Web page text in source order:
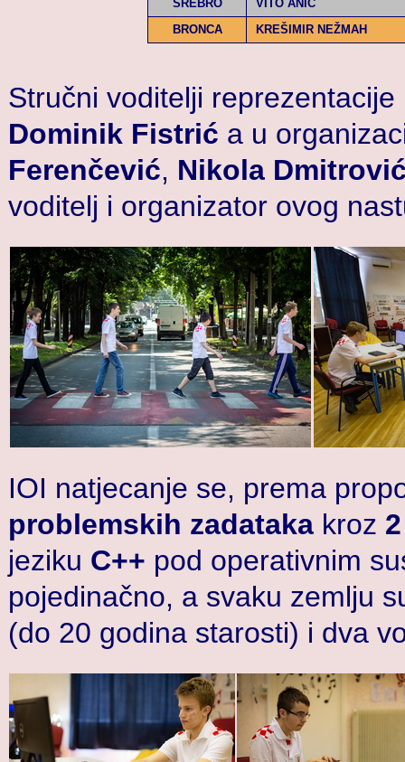
SREBRO
VITO ANIĆ
BRONCA
KREŠIMIR NEŽMAH
Stručni voditelji
Dominik Fistrić a u
Ferenčević, Nikola
voditelj i organizator ovog
IOI natjecanje se, prema
problemskih zadataka kroz
jeziku C++ pod operativnim
pojedinačno, a svaku zemlju
(do 20 godina starosti) i dva